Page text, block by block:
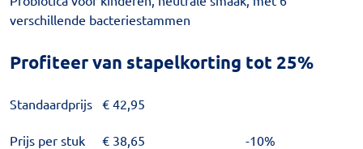
verschillende bacteriestammen
Profiteer van stapelkorting tot 25%
Standaardprijs € 42,95
Prijs per stuk
€ 38,65 -10%